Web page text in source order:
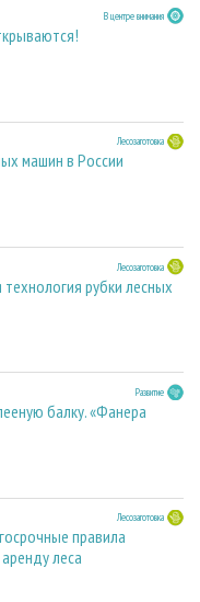
В центре внимания
Лесозаготовка
машин в России
Лесозаготовка
рубки лесных
Развитие
балку. «Фанера
Лесозаготовка
правила
леса